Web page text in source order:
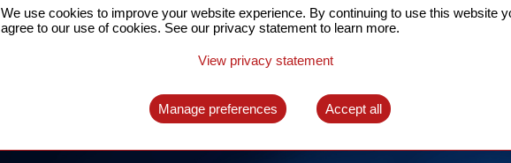
同期
パケットネットワークに対応した完全な時刻同
詳しくはこちらへ
We use cookies to improve your website experience. By continuing to use this website
agree to our use of cookies. See our privacy statement to learn more.
View privacy statement
Manage preferences Accept all